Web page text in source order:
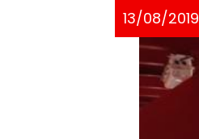
13/08/2019